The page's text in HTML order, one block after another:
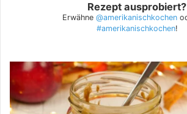
Rezept ausprobiert?
Erwähne @amerikanischkochen
#amerikanischkochen!